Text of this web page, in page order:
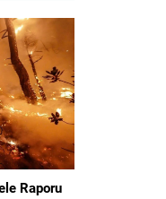
Raporu